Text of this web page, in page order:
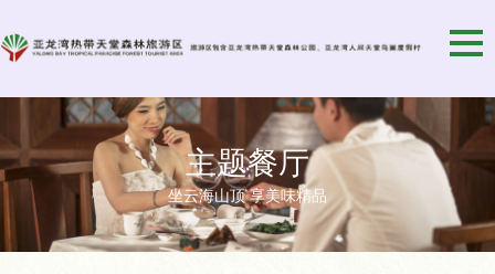
主题餐厅
坐云海山顶 享美味精品